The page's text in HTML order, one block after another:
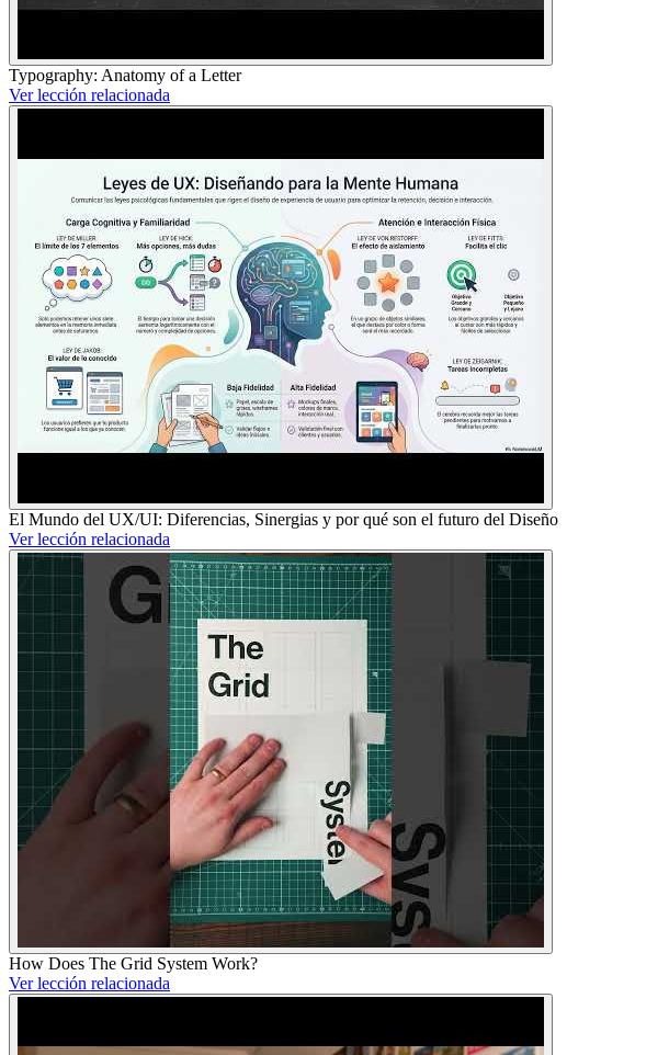
Typography: Anatomy of a Letter
Ver lección relacionada
El Mundo del UX/UI: Diferencias, Sinergias y por qué son el futuro del Diseño
Ver lección relacionada
How Does The Grid System Work?
Ver lección relacionada